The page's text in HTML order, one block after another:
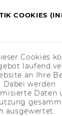
COOKIES
Cookies
laufend
an Ihre
Dabei werden
Daten
ausgewertet.